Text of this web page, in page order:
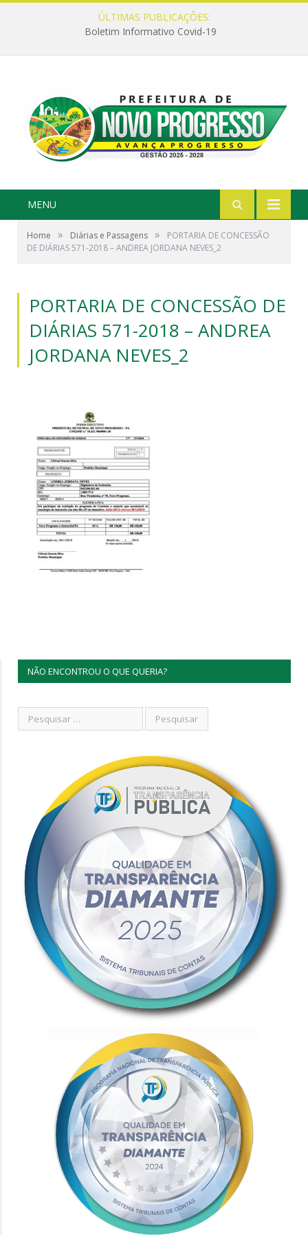
ÚLTIMAS PUBLICAÇÕES:
Boletim Informativo Covid-19
MENU
Home » Diárias e Passagens »
PORTARIA DE CONCESSÃO
DE DIÁRIAS 571-2018 – ANDREA JORDANA NEVES_2
PORTARIA DE CONCESSÃO DE
DIÁRIAS 571-2018 – ANDREA
JORDANA NEVES_2
NÃO ENCONTROU O QUE QUERIA?